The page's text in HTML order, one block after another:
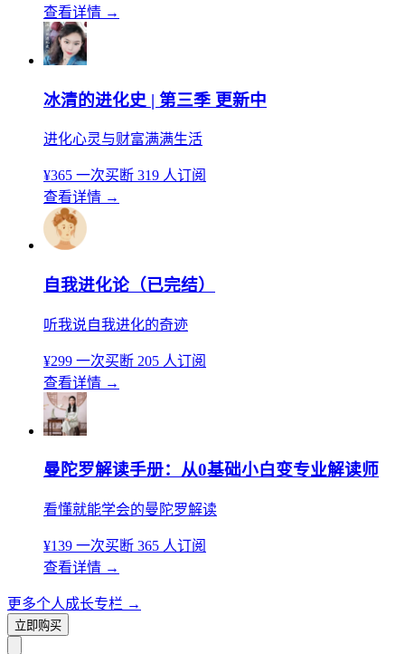
查看详情 →
冰清的进化史 | 第三季 更新中
进化心灵与财富满满生活
¥365 一次买断 319 人订阅
查看详情 →
自我进化论（已完结）
听我说自我进化的奇迹
¥299 一次买断 205 人订阅
查看详情 →
曼陀罗解读手册：从0基础小白变专业解读师
看懂就能学会的曼陀罗解读
¥139 一次买断 365 人订阅
查看详情 →
更多个人成长专栏 →
立即购买